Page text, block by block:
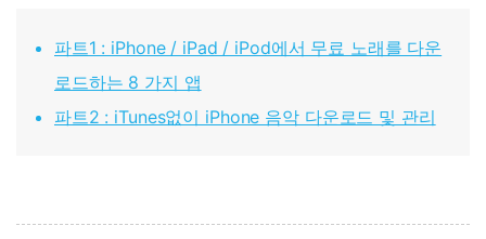
파트1 : iPhone / iPad / iPod에서 무료 노래를 다운
로드하는 8 가지 앱
파트2 : iTunes없이 iPhone 음악 다운로드 및 관리